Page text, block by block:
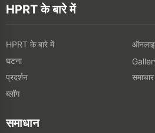
HPRT के बारे में
HPRT के बारे में
घटना
प्रदर्शन
समाचार
ब्लॉग
समाधान